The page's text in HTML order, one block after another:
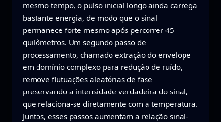
mesmo tempo, o pulso inicial longo ainda carrega
bastante energia, de modo que o sinal
permanece forte mesmo após percorrer 45
quilômetros. Um segundo passo de
processamento, chamado extração do envelope
em domínio complexo para redução de ruído,
remove flutuações aleatórias de fase
preservando a intensidade verdadeira do sinal,
que relaciona-se diretamente com a temperatura.
Juntos, esses passos aumentam a relação sinal-